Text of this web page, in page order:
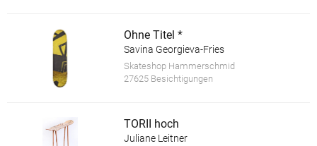
Ohne Titel *
Savina Georgieva-Fries
Skateshop Hammerschmid
27625 Besichtigungen
TORII hoch
Juliane Leitner